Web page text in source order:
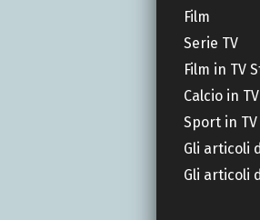
Film
Serie TV
Film in TV
Calcio in
Sport in TV
Gli articoli
Gli articoli